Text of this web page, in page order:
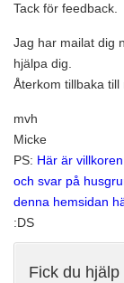
Tack för feedback.
Jag har mailat dig
hjälpa dig.
Återkom tillbaka till
mvh
Micke
PS: Här är
och svar på
denna hemsidan
:DS
Fick du hjälp